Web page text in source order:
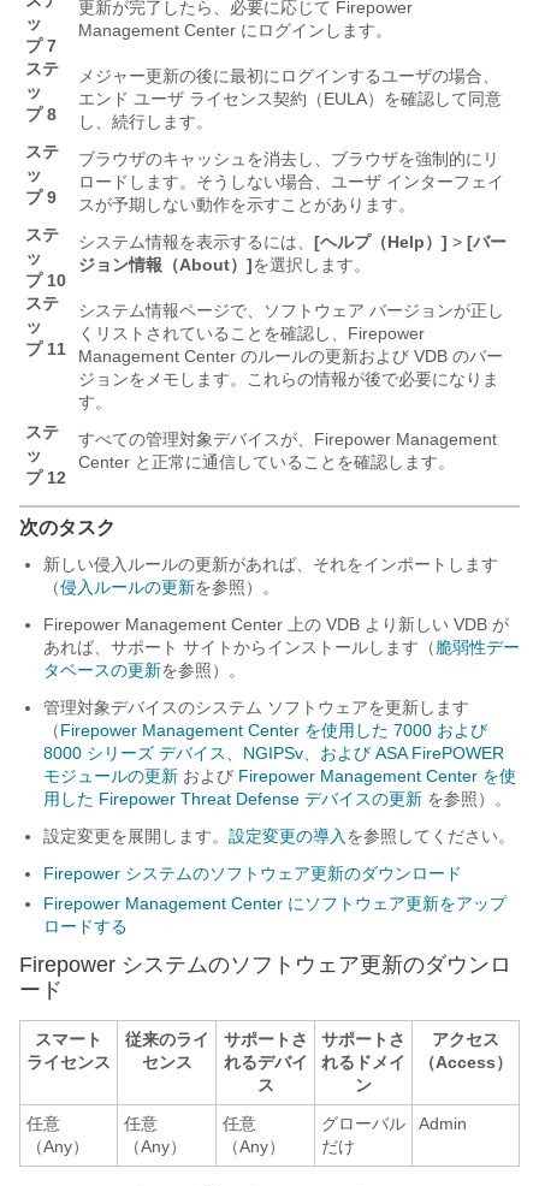
ッ
プ 7
更新が完了したら、必要に応じて Firepower
Management Center にログインします。
ステ
ッ
プ 8
メジャー更新の後に最初にログインするユーザの場合、
エンド ユーザ ライセンス契約（EULA）を確認して同意
し、続行します。
ステ
ッ
プ 9
ブラウザのキャッシュを消去し、ブラウザを強制的にリ
ロードします。そうしない場合、ユーザ インターフェイ
スが予期しない動作を示すことがあります。
ステ
ッ
プ 10
システム情報を表示するには、 [ヘルプ（Help）] > [バー
ジョン情報（About）]を選択します。
ステ
ッ
プ 11
システム情報ページで、ソフトウェア バージョンが正し
くリストされていることを確認し、 Firepower
Management Center のルールの更新および VDB のバー
ジョンをメモします。これらの情報が後で必要になりま
す。
ステ
ッ
プ 12
すべての管理対象デバイスが、 Firepower Management
Center と正常に通信していることを確認します。
次のタスク
新しい侵入ルールの更新があれば、それをインポートします
（侵入ルールの更新を参照）。
Firepower Management Center 上の VDB より新しい VDB が
あれば、サポート サイトからインストールします（脆弱性デー
タベースの更新を参照）。
管理対象デバイスのシステム ソフトウェアを更新します
（Firepower Management Center を使用した 7000 および
8000 シリーズ デバイス、NGIPSv、および ASA FirePOWER
モジュールの更新 および Firepower Management Center を使
用した Firepower Threat Defense デバイスの更新 を参照）。
設定変更を展開します。 設定変更の導入 を参照してください。
Firepower システムのソフトウェア更新のダウンロード
Firepower Management Center にソフトウェア更新をアップ
ロードする
Firepower システムのソフトウェア更新のダウンロ
ード
スマート
ライセンス
従来のライ
センス
サポートさ
れるデバイ
ス
サポートさ
れるドメイ
ン
アクセス
（Access）
任意
（Any）
任意
（Any）
任意
（Any）
グローバル
だけ
Admin